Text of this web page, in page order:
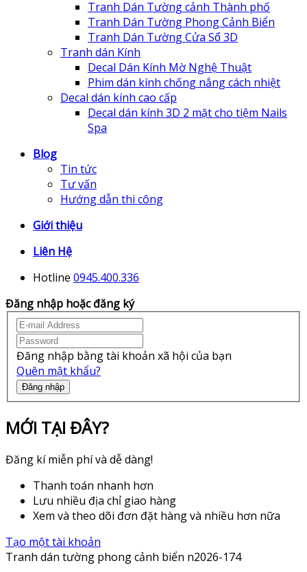
Tranh Dán Tường cảnh Thành phố
Tranh Dán Tường Phong Cảnh Biển
Tranh Dán Tường Cửa Sổ 3D
Tranh dán Kính
Decal Dán Kính Mờ Nghệ Thuật
Phim dán kính chống nắng cách nhiệt
Decal dán kính cao cấp
Decal dán kính 3D 2 mặt cho tiệm Nails
Spa
Blog
Tin tức
Tư vấn
Hướng dẫn thi công
Giới thiệu
Liên Hệ
Hotline 0945.400.336
Đăng nhập hoặc đăng ký
Đăng nhập bằng tài khoản xã hội của bạn
Quên mật khẩu?
Đăng nhập
MỚI TẠI ĐÂY?
Đăng kí miễn phí và dễ dàng!
Thanh toán nhanh hơn
Lưu nhiều địa chỉ giao hàng
Xem và theo dõi đơn đặt hàng và nhiều hơn nữa
Tạo một tài khoản
Tranh dán tường phong cảnh biển n2026-174